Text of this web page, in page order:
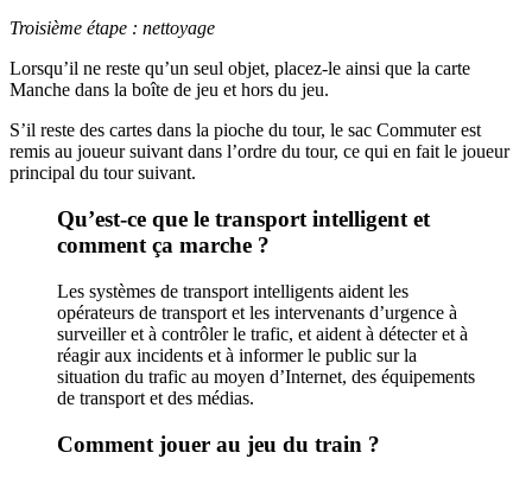
Troisième étape : nettoyage
Lorsqu’il ne reste qu’un seul objet, placez-le ainsi que la carte
Manche dans la boîte de jeu et hors du jeu.
S’il reste des cartes dans la pioche du tour, le sac Commuter est
remis au joueur suivant dans l’ordre du tour, ce qui en fait le joueur
principal du tour suivant.
Qu’est-ce que le transport intelligent et
comment ça marche ?
Les systèmes de transport intelligents aident les
opérateurs de transport et les intervenants d’urgence à
surveiller et à contrôler le trafic, et aident à détecter et à
réagir aux incidents et à informer le public sur la
situation du trafic au moyen d’Internet, des équipements
de transport et des médias.
Comment jouer au jeu du train ?